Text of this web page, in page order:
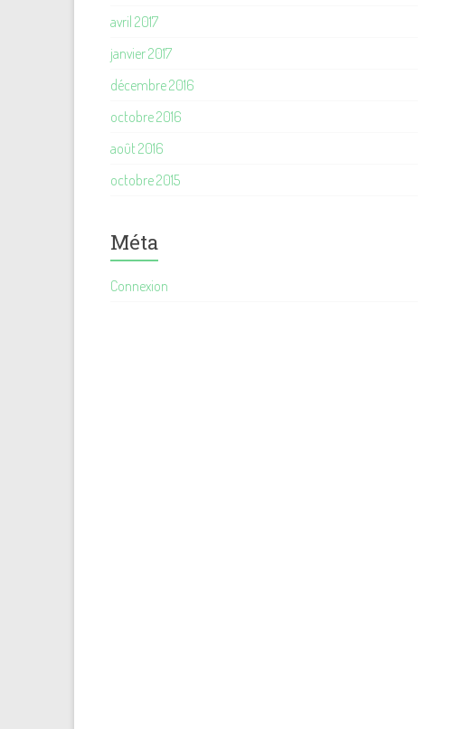
avril 2017
janvier 2017
décembre 2016
octobre 2016
août 2016
octobre 2015
Méta
Connexion